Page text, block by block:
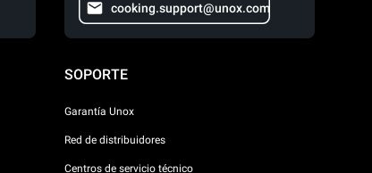
cooking.support@unox.com
SOPORTE
Garantía Unox
Red de distribuidores
Centros de servicio técnico